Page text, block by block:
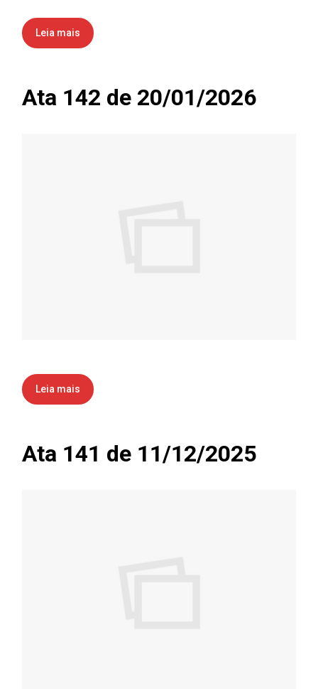
Leia mais
Ata 142 de 20/01/2026
Leia mais
Ata 141 de 11/12/2025